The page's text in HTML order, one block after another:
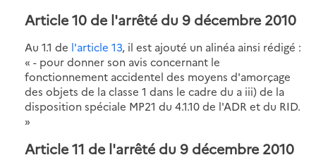
Article 10 de l'arrêté du 9 décembre 2010
Au 1.1 de l'article 13, il est ajouté un alinéa ainsi rédigé :
« - pour donner son avis concernant le
fonctionnement accidentel des moyens d'amorçage
des objets de la classe 1 dans le cadre du a iii) de la
disposition spéciale MP21 du 4.1.10 de l'ADR et du RID.
»
Article 11 de l'arrêté du 9 décembre 2010